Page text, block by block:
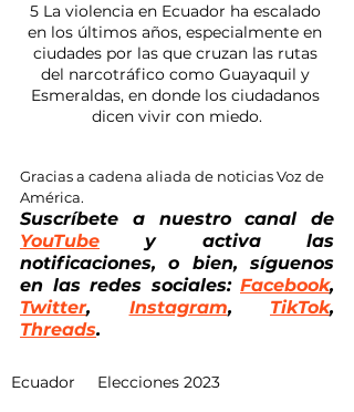
5 La violencia en Ecuador ha escalado
en los últimos años, especialmente en
ciudades por las que cruzan las rutas
del narcotráfico como Guayaquil y
Esmeraldas, en donde los ciudadanos
dicen vivir con miedo.
Gracias a cadena aliada de noticias Voz de
América.
Suscríbete a nuestro canal de
YouTube y activa las
notificaciones, o bien, síguenos
en las redes sociales: Facebook
Twitter, Instagram, TikTok
Threads.
Ecuador Elecciones 2023